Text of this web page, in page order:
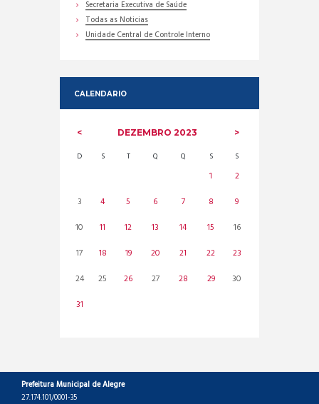
Secretaria Executiva de Saúde
Todas as Noticias
Unidade Central de Controle Interno
CALENDARIO
DEZEMBRO2023
D S T Q Q S S
1
2
3
4 5 6 7 8
9
10
11 12 13 14 15
16
17
18 19 20 21 22
23
24
25 26 27 28 29
30
31
Prefeitura Municipal de Alegre
27.174.101/0001-35